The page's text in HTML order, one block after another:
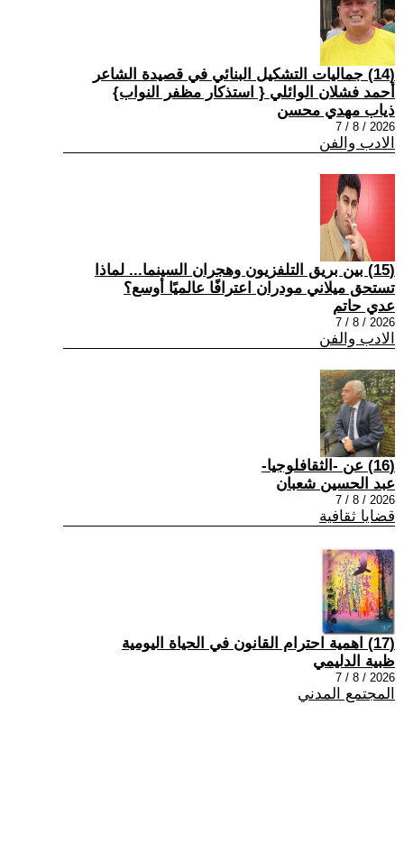
(14) جماليات التشكيل البنائي في قصيدة الشاعر
أحمد فشلان الوائلي { استذكار مظفر النواب}
ذياب مهدي محسن
2026 / 8 / 7
الادب والفن
(15) بين بريق التلفزيون وهجران السينما... لماذا
تستحق ميلاني مودران اعترافًا عالميًا أوسع؟
عدي حاتم
2026 / 8 / 7
الادب والفن
(16) عن -الثقافلوجيا-
عبد الحسين شعبان
2026 / 8 / 7
قضايا ثقافية
(17) اهمية احترام القانون في الحياة اليومية
ظبية الدليمي
2026 / 8 / 7
المجتمع المدني